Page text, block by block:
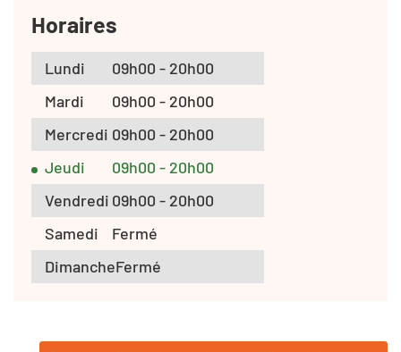
Horaires
Lundi
09h00 - 20h00
Mardi
09h00 - 20h00
Mercredi 09h00 - 20h00
Jeudi
09h00 - 20h00
Vendredi 09h00 - 20h00
Samedi
Fermé
DimancheFermé